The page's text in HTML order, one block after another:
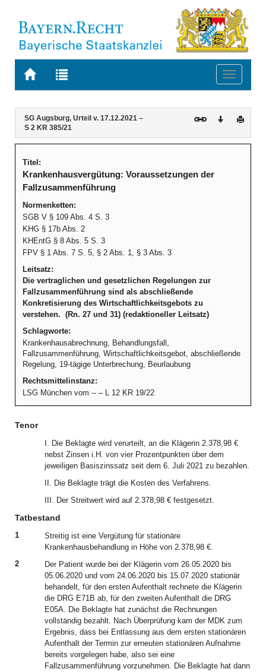
Zur
BAYERN.RECHT
Zur
letzten
Suche
Toggle
Navigation
Inhalt
SG Augsburg, Urteil v. 17.12.2021 –
S 2 KR 385/21
Download
Titel:
Krankenhausvergütung: Voraussetzungen der
Fallzusammenführung
Normenketten:
SGB V § 109 Abs. 4 S. 3
KHG § 17b Abs. 2
KHEntG § 8 Abs. 5 S. 3
FPV § 1 Abs. 7 S. 5, § 2 Abs. 1, § 3 Abs. 3
Leitsatz:
Die vertraglichen und gesetzlichen Regelungen zur
Fallzusammenführung sind als abschließende
Konkretisierung des Wirtschaftlichkeitsgebots zu
verstehen. (Rn. 27 und 31) (redaktioneller Leitsatz)
Schlagworte:
Krankenhausabrechnung, Behandlungsfall,
Fallzusammenführung, Wirtschaftlichkeitsgebot, abschließende
Regelung, 19-tägige Unterbrechung, Beurlaubung
Rechtsmittelinstanz:
LSG München vom -- – L 12 KR 19/22
Tenor
I. Die Beklagte wird verurteilt, an die Klägerin 2.378,98 €
nebst Zinsen i.H. von vier Prozentpunkten über dem
jeweiligen Basiszinssatz seit dem 6. Juli 2021 zu bezahlen.
II. Die Beklagte trägt die Kosten des Verfahrens.
III. Der Streitwert wird auf 2.378,98 € festgesetzt.
Tatbestand
1
Streitig ist eine Vergütung für stationäre
Krankenhausbehandlung in Höhe von 2.378,98 €.
2
Der Patient wurde bei der Klägerin vom 26.05.2020 bis
05.06.2020 und vom 24.06.2020 bis 15.07.2020 stationär
behandelt, für den ersten Aufenthalt rechnete die Klägerin
die DRG E71B ab, für den zweiten Aufenthalt die DRG
E05A. Die Beklagte hat zunächst die Rechnungen
vollständig bezahlt. Nach Überprüfung kam der MDK zum
Ergebnis, dass bei Entlassung aus dem ersten stationären
Aufenthalt der Termin zur erneuten stationären Aufnahme
bereits vorgelegen habe, also sei eine
Fallzusammenführung vorzunehmen. Die Beklagte hat dann